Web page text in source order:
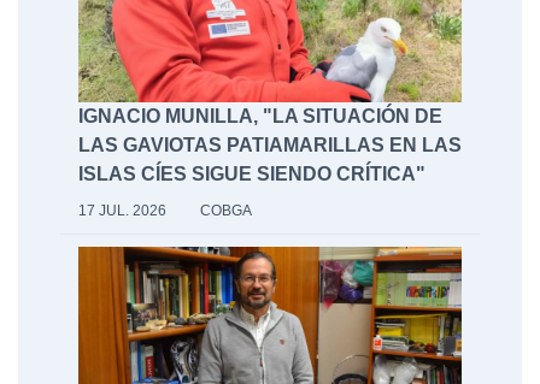
IGNACIO MUNILLA, "LA SITUACIÓN DE
LAS GAVIOTAS PATIAMARILLAS EN LAS
ISLAS CÍES SIGUE SIENDO CRÍTICA"
17 JUL. 2026 COBGA